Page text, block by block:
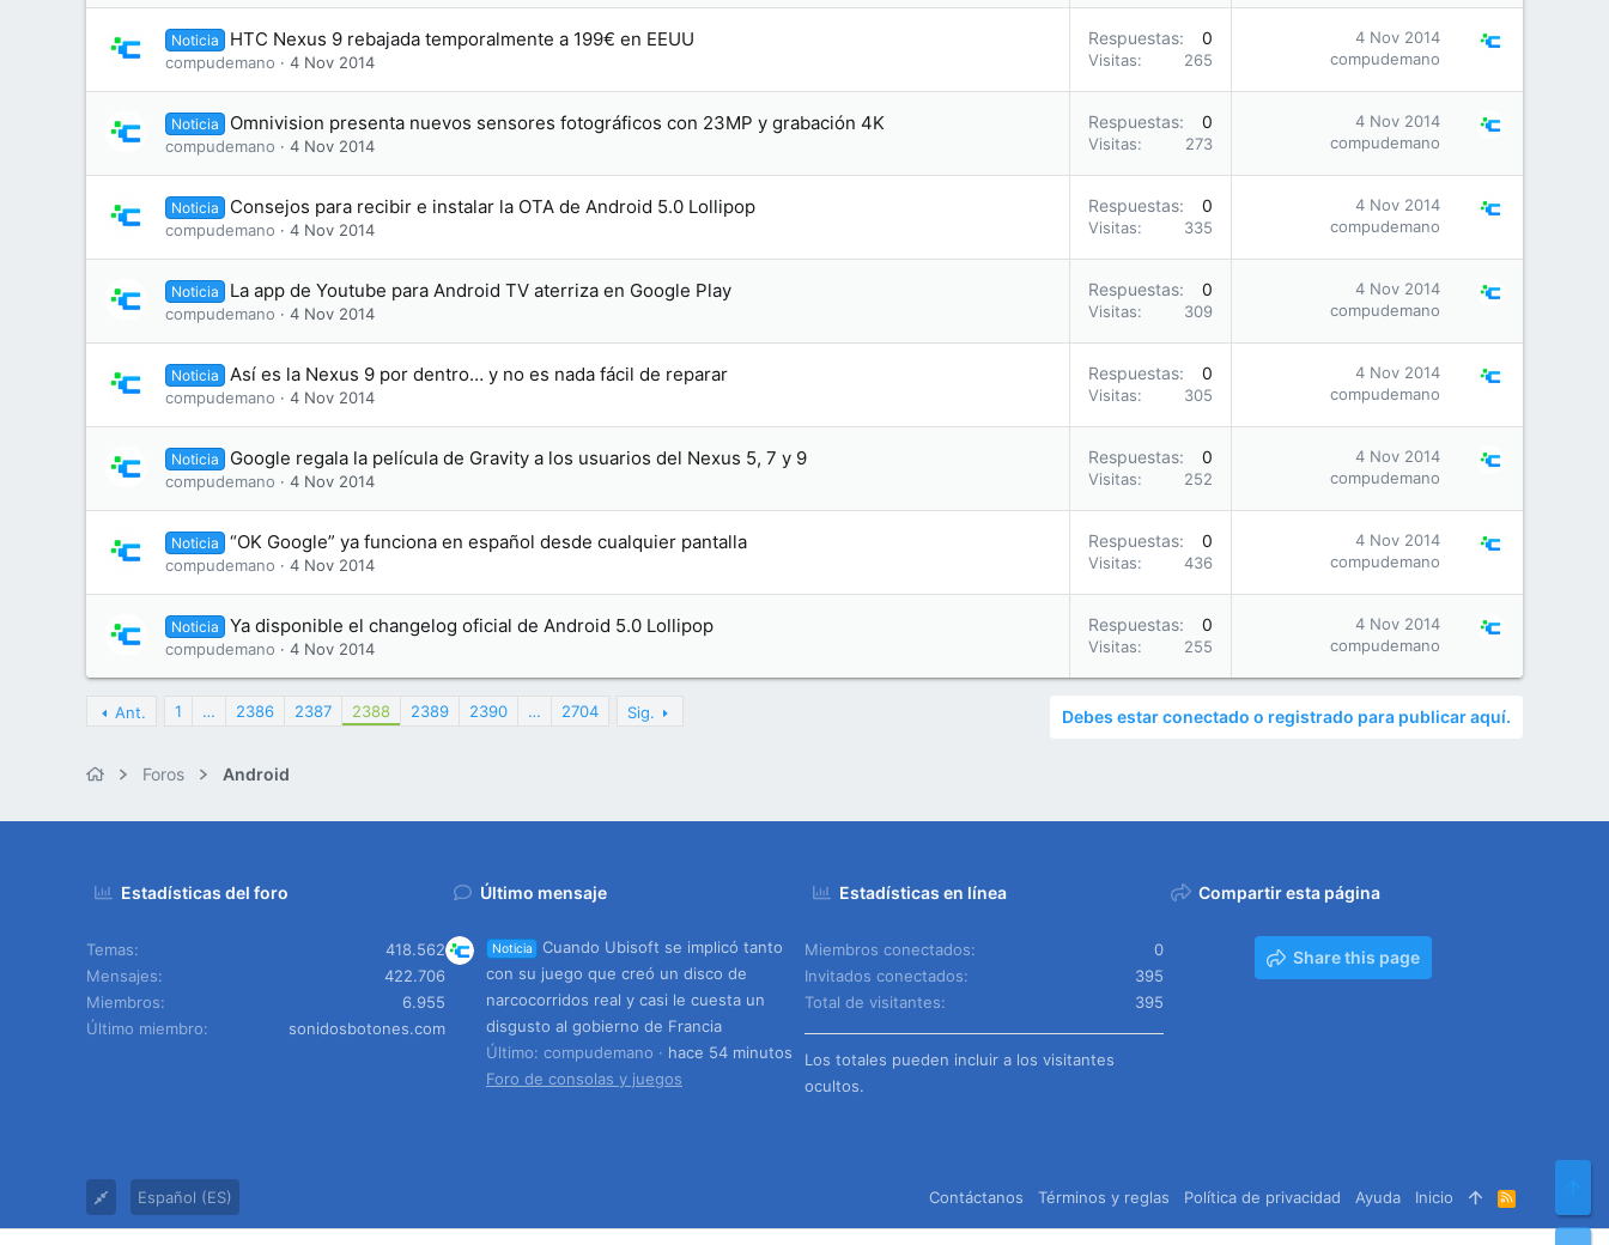
Noticia HTC Nexus 9 rebajada temporalmente a 199€ en EEUU
compudemano 4 Nov 2014
Respuestas 0
Visitas 265
4 Nov 2014
compudemano
Noticia Omnivision presenta nuevos sensores fotográficos con 23MP y grabación 4K
compudemano 4 Nov 2014
Respuestas 0
Visitas 273
4 Nov 2014
compudemano
Noticia Consejos para recibir e instalar la OTA de Android 5.0 Lollipop
compudemano 4 Nov 2014
Respuestas 0
Visitas 335
4 Nov 2014
compudemano
Noticia La app de Youtube para Android TV aterriza en Google Play
compudemano 4 Nov 2014
Respuestas 0
Visitas 309
4 Nov 2014
compudemano
Noticia Así es la Nexus 9 por dentro… y no es nada fácil de reparar
compudemano 4 Nov 2014
Respuestas 0
Visitas 305
4 Nov 2014
compudemano
Noticia Google regala la película de Gravity a los usuarios del Nexus 5, 7 y 9
compudemano 4 Nov 2014
Respuestas 0
Visitas 252
4 Nov 2014
compudemano
Noticia “OK Google” ya funciona en español desde cualquier pantalla
compudemano 4 Nov 2014
Respuestas 0
Visitas 436
4 Nov 2014
compudemano
Noticia Ya disponible el changelog oficial de Android 5.0 Lollipop
compudemano 4 Nov 2014
Respuestas 0
Visitas 255
4 Nov 2014
compudemano
Ant. 1 … 2386 2387 2388 2389 2390 … 2704 Sig. Debes estar conectado o registrado para publicar aquí.
Foros Android
Estadísticas del foro
Temas
418.562
Mensajes
422.706
Miembros
6.955
Último miembro
sonidosbotones.com
Último mensaje
Noticia
Cuando Ubisoft se implicó tanto
con su juego que creó un disco de
narcocorridos real y casi le cuesta un
disgusto al gobierno de Francia
Último: compudemano
hace 54 minutos
Foro de consolas y juegos
Estadísticas en línea
Miembros conectados
0
Invitados conectados
395
Total de visitantes
395
Los totales pueden incluir a los visitantes
ocultos.
Compartir esta página
Share this page
Español (ES) Contáctanos Términos y reglas Política de privacidad Ayuda Inicio
R
S
S